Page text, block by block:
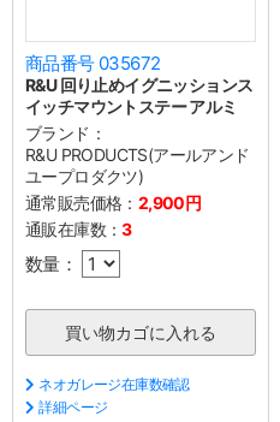
商品番号 035672
R&U 回り止めイグニッションス
イッチマウントステー アルミ
ブランド：
R&U PRODUCTS(アールアンド
ユープロダクツ)
通常販売価格： 2,900円
通販在庫数：3
数量：
ネオガレージ在庫数確認
詳細ページ